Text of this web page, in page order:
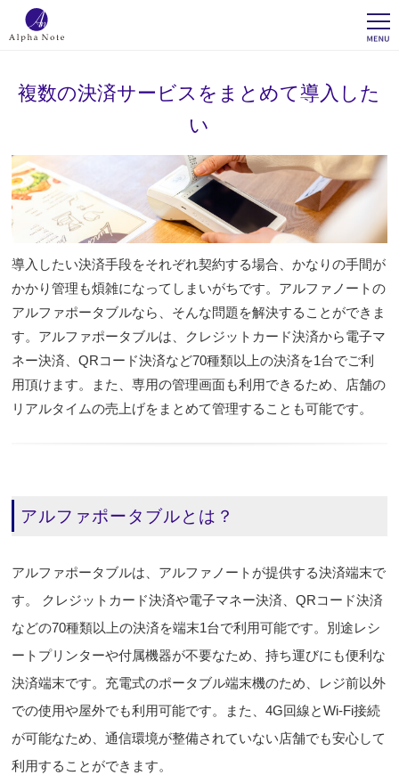
複数の決済サービスをまとめて導入した
い
導入したい決済手段をそれぞれ契約する場合、かなりの手間が
かかり管理も煩雑になってしまいがちです。アルファノートの
アルファポータブルなら、そんな問題を解決することができま
す。アルファポータブルは、クレジットカード決済から電子マ
ネー決済、QRコード決済など70種類以上の決済を1台でご利
用頂けます。また、専用の管理画面も利用できるため、店舗の
リアルタイムの売上げをまとめて管理することも可能です。
アルファポータブルとは？
アルファポータブルは、アルファノートが提供する決済端末で
す。 クレジットカード決済や電子マネー決済、QRコード決済
などの70種類以上の決済を端末1台で利用可能です。別途レシ
ートプリンターや付属機器が不要なため、持ち運びにも便利な
決済端末です。充電式のポータブル端末機のため、レジ前以外
での使用や屋外でも利用可能です。また、4G回線とWi-Fi接続
が可能なため、通信環境が整備されていない店舗でも安心して
利用することができます。